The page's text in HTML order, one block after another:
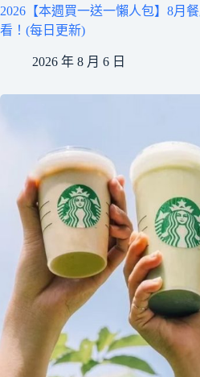
2026【本週買一送一懶人包】8月
看！(每日更新)
2026 年 8 月 6 日